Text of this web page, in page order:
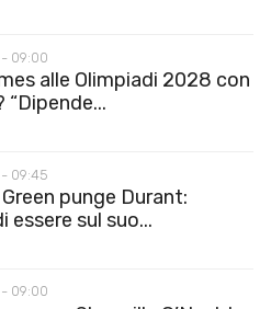
09:00
alle Olimpiadi 2028 con
“Dipende...
09:45
punge Durant:
essere sul suo...
09:00